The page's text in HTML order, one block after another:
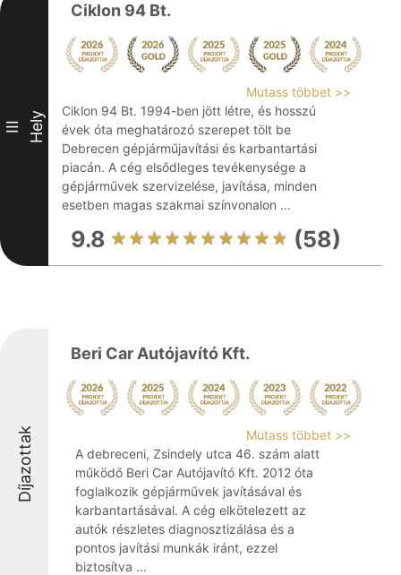
III Hely
Ciklon 94 Bt.
Mutass többet >>
Ciklon 94 Bt. 1994-ben jött létre, és hosszú
évek óta meghatározó szerepet tölt be
Debrecen gépjárműjavítási és karbantartási
piacán. A cég elsődleges tevékenysége a
gépjárművek szervizelése, javítása, minden
esetben magas szakmai színvonalon ...
9.8 (58)
Díjazottak
Beri Car Autójavító Kft.
Mutass többet >>
A debreceni, Zsindely utca 46. szám alatt
működő Beri Car Autójavító Kft. 2012 óta
foglalkozik gépjárművek javításával és
karbantartásával. A cég elkötelezett az
autók részletes diagnosztizálása és a
pontos javítási munkák iránt, ezzel
biztosítva ...